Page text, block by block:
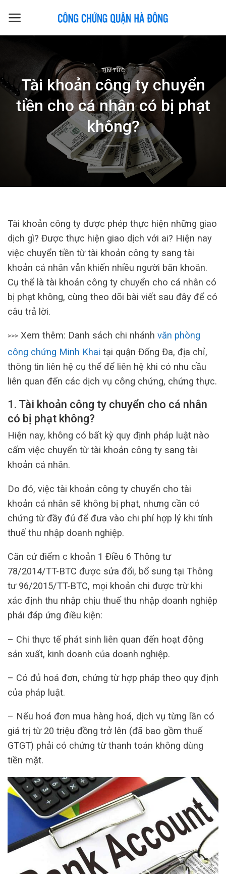
TIN TỨC
Tài khoản công ty chuyển
tiền cho cá nhân có bị phạt
không?
Tài khoản công ty được phép thực hiện những giao
dịch gì? Được thực hiện giao dịch với ai? Hiện nay
việc chuyển tiền từ tài khoản công ty sang tài
khoản cá nhân vẫn khiến nhiều người băn khoăn.
Cụ thể là tài khoản công ty chuyển cho cá nhân có
bị phạt không, cùng theo dõi bài viết sau đây để có
câu trả lời.
>>> Xem thêm: Danh sách chi nhánh văn phòng
công chứng Minh Khai tại quận Đống Đa, địa chỉ,
thông tin liên hệ cụ thể để liên hệ khi có nhu cầu
liên quan đến các dịch vụ công chứng, chứng thực.
1. Tài khoản công ty chuyển cho cá nhân
có bị phạt không?
Hiện nay, không có bất kỳ quy định pháp luật nào
cấm việc chuyển từ tài khoản công ty sang tài
khoản cá nhân.
Do đó, việc tài khoản công ty chuyển cho tài
khoản cá nhân sẽ không bị phạt, nhưng cần có
chứng từ đầy đủ để đưa vào chi phí hợp lý khi tính
thuế thu nhập doanh nghiệp.
Căn cứ điểm c khoản 1 Điều 6 Thông tư
78/2014/TT-BTC được sửa đổi, bổ sung tại Thông
tư 96/2015/TT-BTC, mọi khoản chi được trừ khi
xác định thu nhập chịu thuế thu nhập doanh nghiệp
phải đáp ứng điều kiện:
– Chi thực tế phát sinh liên quan đến hoạt động
sản xuất, kinh doanh của doanh nghiệp.
– Có đủ hoá đơn, chứng từ hợp pháp theo quy định
của pháp luật.
– Nếu hoá đơn mua hàng hoá, dịch vụ từng lần có
giá trị từ 20 triệu đồng trở lên (đã bao gồm thuế
GTGT) phải có chứng từ thanh toán không dùng
tiền mặt.